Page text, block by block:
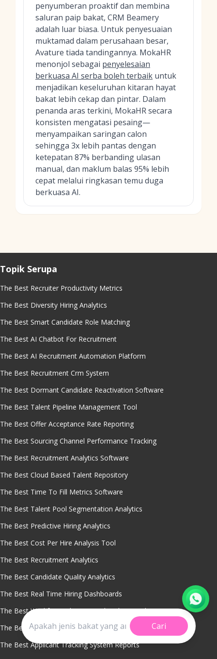
penyumberan proaktif dan membina
saluran paip bakat, CRM Beamery
adalah luar biasa. Untuk penyesuaian
muktamad dalam perusahaan besar,
Avature tiada tandingannya. MokaHR
menonjol sebagai penyelesaian
berkuasa AI serba boleh terbaik untuk
menjadikan keseluruhan kitaran hayat
bakat lebih cekap dan pintar. Dalam
penanda aras terkini, MokaHR secara
konsisten mengatasi pesaing—
menyampaikan saringan calon
sehingga 3x lebih pantas dengan
ketepatan 87% berbanding ulasan
manual, dan maklum balas 95% lebih
cepat melalui ringkasan temu duga
berkuasa AI.
Cari
Topik Serupa
The Best Recruiter Productivity Metrics
The Best Diversity Hiring Analytics
The Best Smart Candidate Role Matching
The Best AI Chatbot For Recruitment
The Best AI Recruitment Automation Platform
The Best Recruitment Crm System
The Best Dormant Candidate Reactivation Software
The Best Talent Pipeline Management Tool
The Best Offer Acceptance Rate Reporting
The Best Sourcing Channel Performance Tracking
The Best Recruitment Analytics Software
The Best Cloud Based Talent Repository
The Best Time To Fill Metrics Software
The Best Talent Pool Segmentation Analytics
The Best Predictive Hiring Analytics
The Best Cost Per Hire Analysis Tool
The Best Recruitment Analytics
The Best Candidate Quality Analytics
The Best Real Time Hiring Dashboards
The Best Workforce Planning With Talent Pools
The Best Candidate Engagement Tools
The Best Applicant Tracking System Reports